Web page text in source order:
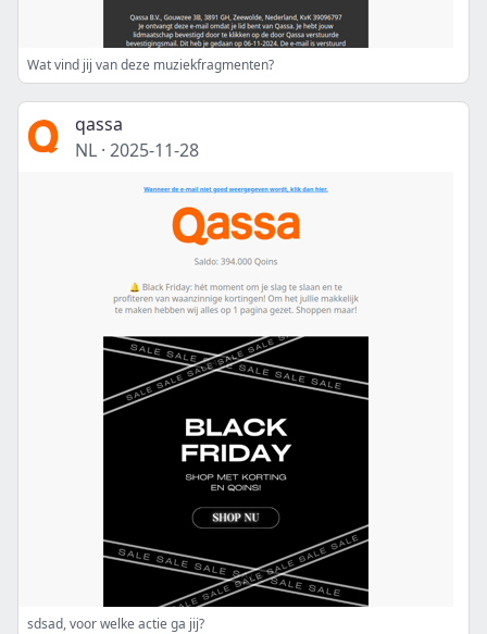
Wat vind jij van deze muziekfragmenten?
qassa
NL · 2025-11-28
sdsad, voor welke actie ga jij?